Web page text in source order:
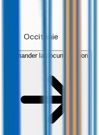
Occitanie
Demander la documentation